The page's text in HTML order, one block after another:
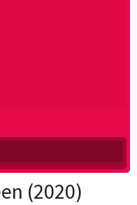
(2020)